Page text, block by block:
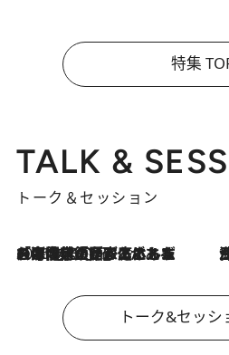
特集
TALK &
トーク＆セッション
2026.8.3
「今後値上げがあるとすれば…」「リスクがあるのは今年の冬」エネルギー専門家が語る、ホルムズ海峡封鎖が家庭にもたらす“ある心配” 「住宅建
トーク&セッシ